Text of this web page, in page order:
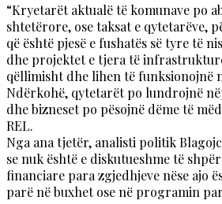
“Kryetarët aktualë të komunave po
shtetërore, ose taksat e qytetarëve,
që është pjesë e fushatës së tyre të
dhe projektet e tjera të
qëllimisht dhe lihen të funksionojnë
Ndërkohë, qytetarët po lundrojnë
dhe bizneset po pësojnë dëme të
REL.
Nga ana tjetër, analisti politik
se nuk është e diskutueshme të
financiare para zgjedhjeve nëse ajo
parë në buxhet ose në programin